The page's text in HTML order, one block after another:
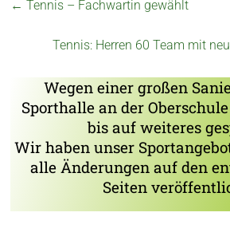
← Tennis – Fachwartin gewählt
Tennis: Herren 60 Team mit
Wegen einer großen
Sporthalle an der
bis auf weiteres
Wir haben unser
alle Änderungen auf den
Seiten